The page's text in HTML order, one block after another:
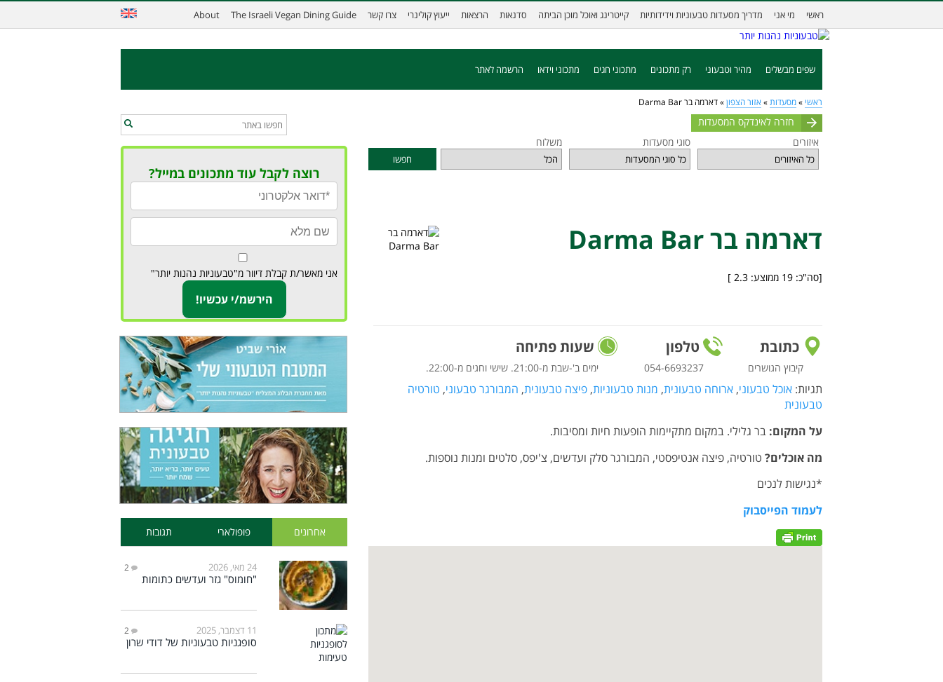
ראשי מי אני מדריך מסעדות טבעוניות וידידותיות קייטרינג ואוכל מוכן הביתה סדנאות הרצאות ייעוץ קולינרי צרו קשר The Israeli Vegan Dining Guide
About
שפים מבשלים מהיר וטבעוני רק מתכונים מתכוני חגים מתכוני וידאו הרשמה לאתר
ראשי » מסעדות » אזור הצפון » דארמה בר Darma Bar
חזרה לאינדקס המסעדות
איזורים
סוגי מסעדות משלוח
חפשו
דארמה בר Darma Bar
[סה"כ: 19 ממוצע: 2.3
]
כתובת
קיבוץ הגושרים
טלפון
054-6693237
שעות פתיחה
ימים ב'-שבת מ-21:00. שישי וחגים מ-22:00.
תגיות: אוכל טבעוני, ארוחה טבעונית, מנות טבעוניות, פיצה טבעונית, המבורגר טבעוני, טורטיה
טבעונית
על המקום: בר גלילי. במקום מתקיימות הופעות חיות ומסיבות.
מה אוכלים? טורטיה, פיצה אנטיפסטי, המבורגר סלק ועדשים, צ'יפס, סלטים ומנות נוספות.
*נגישות לנכים
לעמוד הפייסבוק
רוצה לקבל עוד מתכונים במייל?
אני מאשר/ת קבלת דיוור מ"טבעוניות נהנות יותר"
אחרונים פופולארי תגובות
24 מאי, 2026 2
"חומוס" גזר ועדשים כתומות
11 דצמבר, 2025 2
סופגניות טבעוניות של דודי שרון